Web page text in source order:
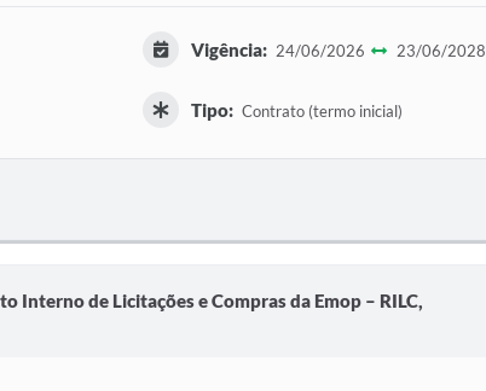
Vigência: 24/06/2026 23/06/2028
Tipo: Contrato (termo inicial)
Interno de Licitações e Compras da Emop – RILC,